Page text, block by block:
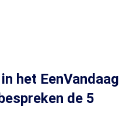
het EenVandaag
de 5